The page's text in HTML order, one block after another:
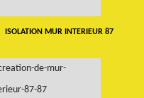
ISOLATION MUR INTERIEUR 87